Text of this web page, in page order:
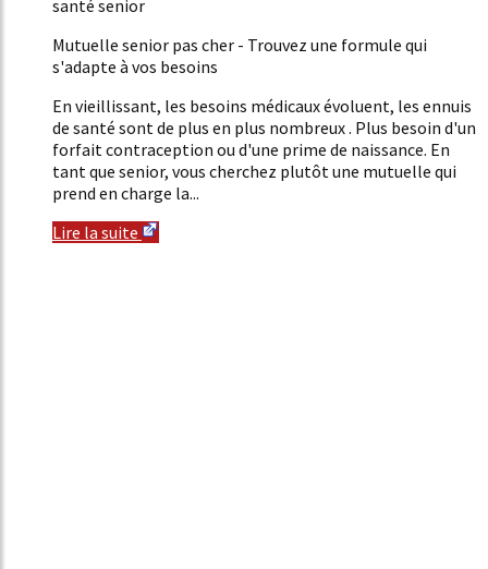
santé senior
Mutuelle senior pas cher - Trouvez une formule qui
s'adapte à vos besoins
En vieillissant, les besoins médicaux évoluent, les ennuis
de santé sont de plus en plus nombreux . Plus besoin d'un
forfait contraception ou d'une prime de naissance. En
tant que senior, vous cherchez plutôt une mutuelle qui
prend en charge la...
Lire la suite